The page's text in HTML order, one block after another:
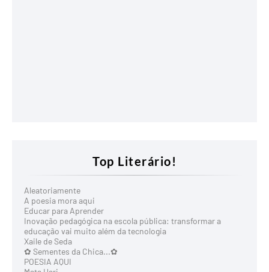
Top Literário!
Aleatoriamente
A poesia mora aqui
Educar para Aprender
Inovação pedagógica na escola pública: transformar a
educação vai muito além da tecnologia
Xaile de Seda
✿ Sementes da Chica...✿
POESIA AQUI